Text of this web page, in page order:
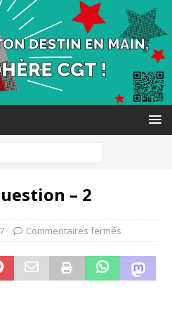
– 2
Commentaires fermés